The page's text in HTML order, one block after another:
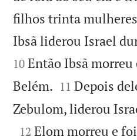
filhos trinta
Ibsã liderou Israel
10 Então Ibsã
Belém. 

11 Depois
Zebulom, liderou

12 Elom morreu e